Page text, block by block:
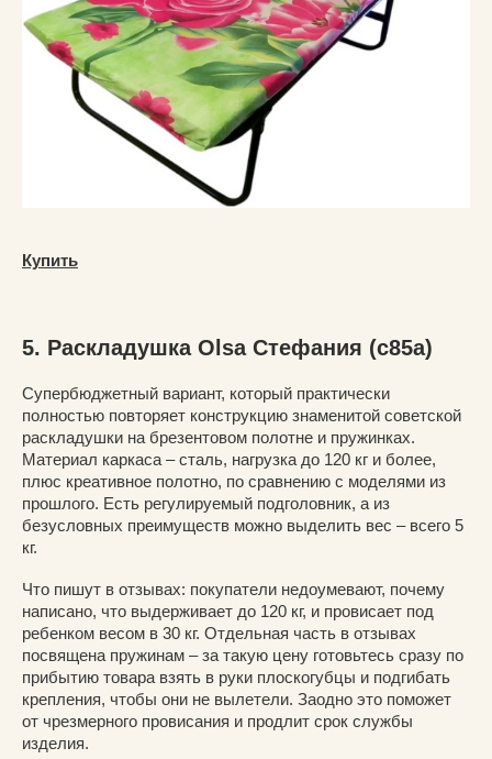
Купить
5. Раскладушка Olsa Стефания (c85a)
Супербюджетный вариант, который практически
полностью повторяет конструкцию знаменитой советской
раскладушки на брезентовом полотне и пружинках.
Материал каркаса – сталь, нагрузка до 120 кг и более,
плюс креативное полотно, по сравнению с моделями из
прошлого. Есть регулируемый подголовник, а из
безусловных преимуществ можно выделить вес – всего 5
кг.
Что пишут в отзывах: покупатели недоумевают, почему
написано, что выдерживает до 120 кг, и провисает под
ребенком весом в 30 кг. Отдельная часть в отзывах
посвящена пружинам – за такую цену готовьтесь сразу по
прибытию товара взять в руки плоскогубцы и подгибать
крепления, чтобы они не вылетели. Заодно это поможет
от чрезмерного провисания и продлит срок службы
изделия.